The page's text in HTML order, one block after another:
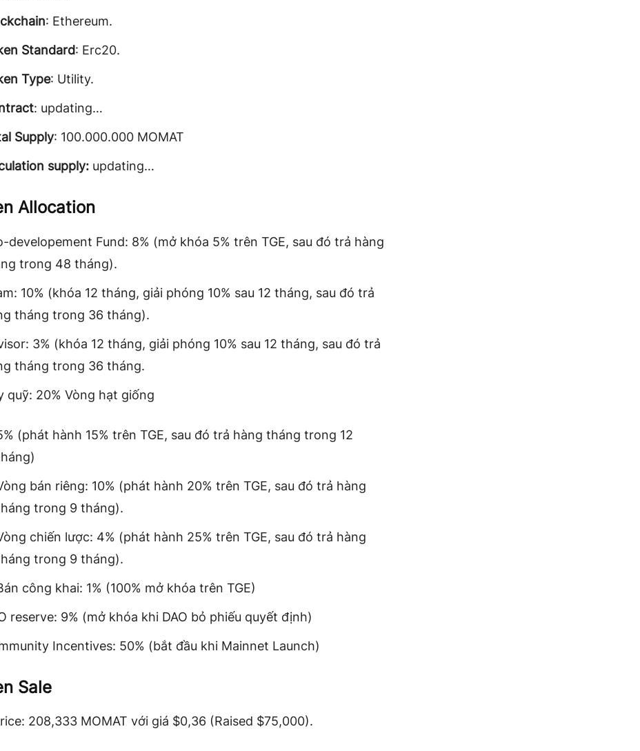
: Ethereum.
Standard: Erc20.
Type: Utility.
: updating…
Supply: 100.000.000 MOMAT
supply: updating…
Allocation
developement Fund: 8% (mở khóa 5% trên TGE, sau đó trả hàng
trong 48 tháng).
10% (khóa 12 tháng, giải phóng 10% sau 12 tháng, sau đó trả
tháng trong 36 tháng).
3% (khóa 12 tháng, giải phóng 10% sau 12 tháng, sau đó trả
tháng trong 36 tháng.
quỹ: 20% Vòng hạt giống
(phát hành 15% trên TGE, sau đó trả hàng tháng trong 12
bán riêng: 10% (phát hành 20% trên TGE, sau đó trả hàng
trong 9 tháng).
chiến lược: 4% (phát hành 25% trên TGE, sau đó trả hàng
trong 9 tháng).
công khai: 1% (100% mở khóa trên TGE)
reserve: 9% (mở khóa khi DAO bỏ phiếu quyết định)
Incentives: 50% (bắt đầu khi Mainnet Launch)
Sale
208,333 MOMAT với giá $0,36 (Raised $75,000).